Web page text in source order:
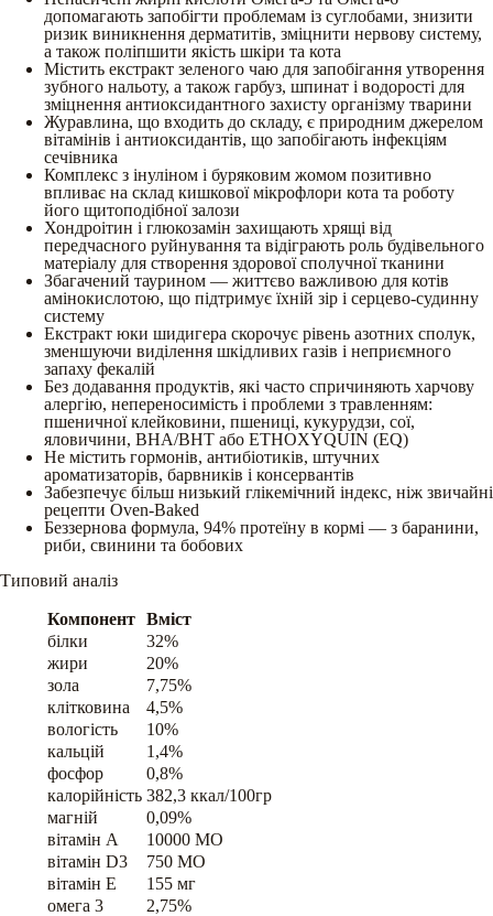
допомагають запобігти проблемам із суглобами, знизити
ризик виникнення дерматитів, зміцнити нервову систему,
а також поліпшити якість шкіри та кота
Містить екстракт зеленого чаю для запобігання утворення
зубного нальоту, а також гарбуз, шпинат і водорості для
зміцнення антиоксидантного захисту організму тварини
Журавлина, що входить до складу, є природним джерелом
вітамінів і антиоксидантів, що запобігають інфекціям
сечівника
Комплекс з інуліном і буряковим жомом позитивно
впливає на склад кишкової мікрофлори кота та роботу
його щитоподібної залози
Хондроітин і глюкозамін захищають хрящі від
передчасного руйнування та відіграють роль будівельного
матеріалу для створення здорової сполучної тканини
Збагачений таурином — життєво важливою для котів
амінокислотою, що підтримує їхній зір і серцево-судинну
систему
Екстракт юки шидигера скорочує рівень азотних сполук,
зменшуючи виділення шкідливих газів і неприємного
запаху фекалій
Без додавання продуктів, які часто спричиняють харчову
алергію, непереносимість і проблеми з травленням:
пшеничної клейковини, пшениці, кукурудзи, сої,
яловичини, BHA/BHT або ETHOXYQUIN (EQ)
Не містить гормонів, антибіотиків, штучних
ароматизаторів, барвників і консервантів
Забезпечує більш низький глікемічний індекс, ніж звичайні
рецепти Oven-Baked
Беззернова формула, 94% протеїну в кормі — з баранини,
риби, свинини та бобових
Типовий аналіз
Компонент Вміст
білки
32%
жири
20%
зола
7,75%
клітковина
4,5%
вологість
10%
кальцій
1,4%
фосфор
0,8%
калорійність 382,3 ккал/100гр
магній
0,09%
вітамін A
10000 МО
вітамін D3
750 МО
вітамін E
155 мг
омега 3
2,75%